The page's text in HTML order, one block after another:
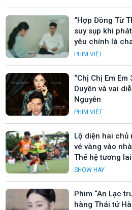
“Hợp Đồng Từ
suy sụp khi
yêu chính là
PHIM VIỆT
“Chị Chị Em
Duyên và vai
Nguyễn
PHIM VIỆT
Lộ diện hai chủ
vé vàng vào
Thế hệ tương
SHOW HAY
Phim “An Lạc
hàng Thái tử